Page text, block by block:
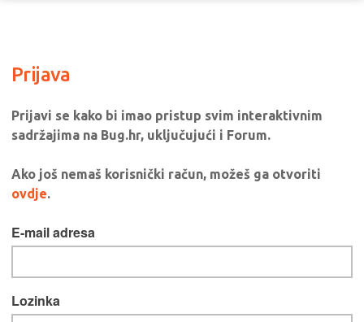
Prijava
Prijavi se kako bi imao pristup svim interaktivnim
sadržajima na Bug.hr, uključujući i Forum.
Ako još nemaš korisnički račun, možeš ga otvoriti
ovdje.
E-mail adresa
Lozinka